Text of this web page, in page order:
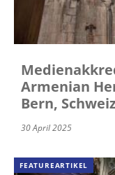
Armenian
Bern,
30 April 2025
FEATUREARTIKEL